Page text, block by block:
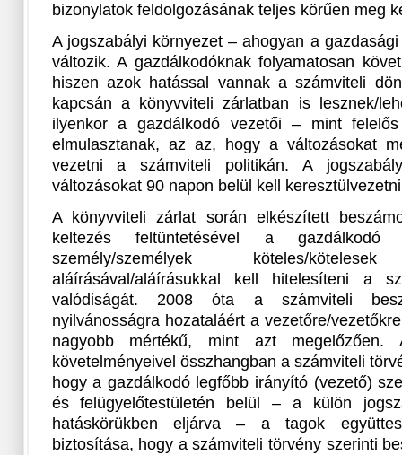
bizonylatok feldolgozásának teljes körűen meg
A jogszabályi környezet – ahogyan a
változik. A gazdálkodóknak folyamatosan
hiszen azok hatással vannak a számviteli
kapcsán a könyvviteli zárlatban is lesznek/
ilyenkor a gazdálkodó vezetői – mint
elmulasztanak, az az, hogy a változásokat
vezetni a számviteli politikán. A
változásokat 90 napon belül kell
A könyvviteli zárlat során elkészített
keltezés feltüntetésével a gazdálkodó
személy/személyek köteles/
aláírásával/aláírásukkal kell hitelesíteni a
valódiságát. 2008 óta a számviteli
nyilvánosságra hozataláért a vezetőre/
nagyobb mértékű, mint azt megelőzően.
követelményeivel összhangban a számviteli
hogy a gazdálkodó legfőbb irányító (vezető)
és felügyelőtestületén belül – a külön
hatáskörükben eljárva – a tagok
biztosítása, hogy a számviteli törvény szerinti